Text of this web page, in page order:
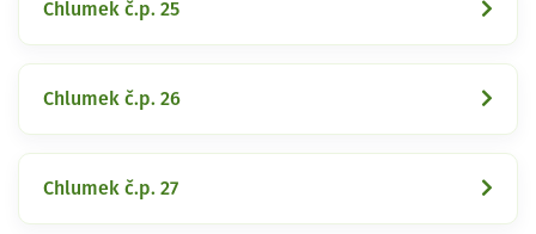
Chlumek č.p. 25
Chlumek č.p. 26
Chlumek č.p. 27